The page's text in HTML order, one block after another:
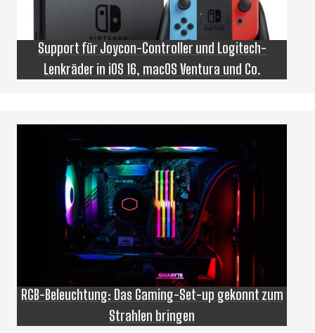
Support für Joycon-Controller und Logitech-
Lenkräder in iOS 16, macOS Ventura und Co.
RGB-Beleuchtung: Das Gaming-Set-up gekonnt zum
Strahlen bringen